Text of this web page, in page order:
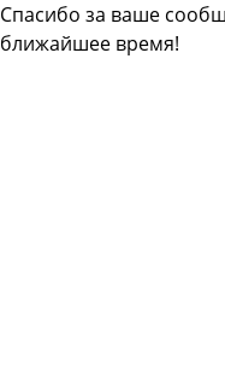
Спасибо за ваше
ближайшее время!